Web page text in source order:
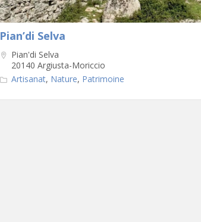
Pian’di Selva
Pian'di Selva
20140 Argiusta-Moriccio
Artisanat, Nature, Patrimoine